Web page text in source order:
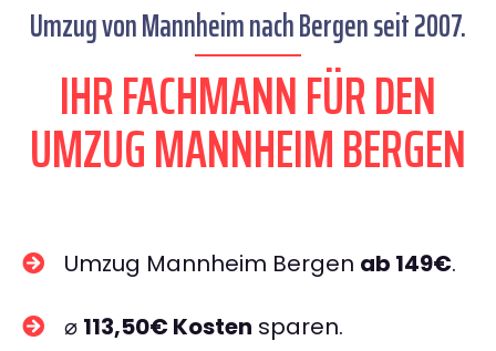
Umzug von Mannheim nach Bergen seit 2007.
IHR FACHMANN FÜR DEN
UMZUG MANNHEIM BERGEN
Umzug Mannheim Bergen ab 149€.
⌀ 113,50€ Kosten sparen.